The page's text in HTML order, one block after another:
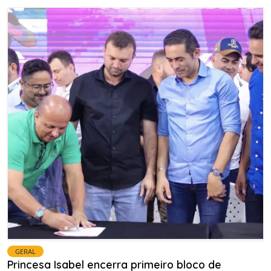
GERAL
Princesa Isabel encerra primeiro bloco de